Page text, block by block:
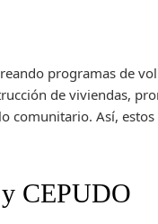
programas de
de viviendas,
comunitario. Así,
CEPUDO